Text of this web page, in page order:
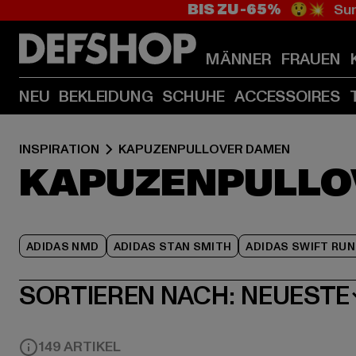
BIS ZU -65% 😲💥
MÄNNER FRAUEN
NEU BEKLEIDUNG SCHUHE ACCESSOIRES
INSPIRATION KAPUZENPULLOVER DAMEN
ADIDAS NMD ADIDAS STAN SMITH ADIDAS SWIFT RUN
SORTIEREN NACH: NEUESTE
149 ARTIKEL